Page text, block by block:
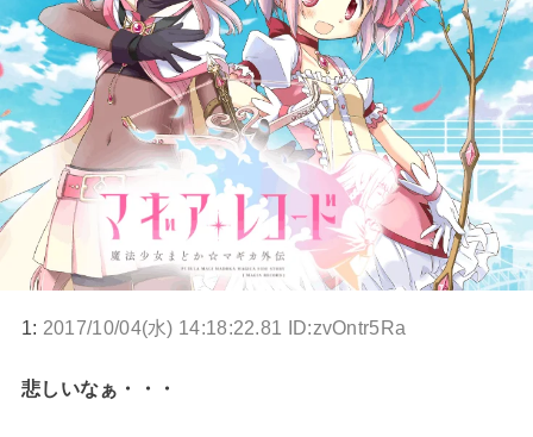
1: 2017/10/04(水) 14:18:22.81 ID:zvOntr5Ra
悲しいなぁ・・・